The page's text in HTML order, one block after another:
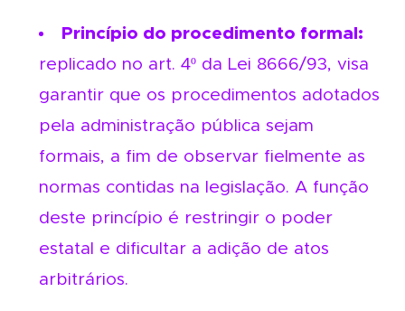
Princípio do procedimento formal:
replicado no art. 4º da Lei 8666/93, visa
garantir que os procedimentos adotados
pela administração pública sejam
formais, a fim de observar fielmente as
normas contidas na legislação. A função
deste princípio é restringir o poder
estatal e dificultar a adição de atos
arbitrários.